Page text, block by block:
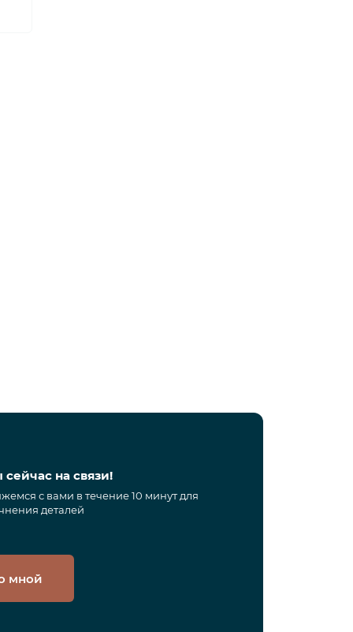
на связи!
с вами в течение 10 минут для
деталей
мной